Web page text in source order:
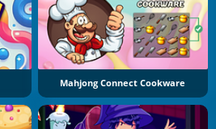
Mahjong Connect Cookware